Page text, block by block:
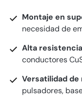
Montaje en
necesidad de
Alta
conductores
Versatilidad de
pulsadores,